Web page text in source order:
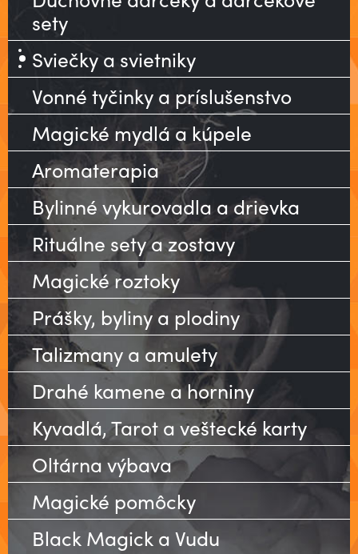
sety
Sviečky a svietniky
Vonné tyčinky a príslušenstvo
Magické mydlá a kúpele
Aromaterapia
Bylinné vykurovadla a drievka
Rituálne sety a zostavy
Magické roztoky
Prášky, byliny a plodiny
Talizmany a amulety
Drahé kamene a horniny
Kyvadlá, Tarot a veštecké karty
Oltárna výbava
Magické pomôcky
Black Magick a Vudu